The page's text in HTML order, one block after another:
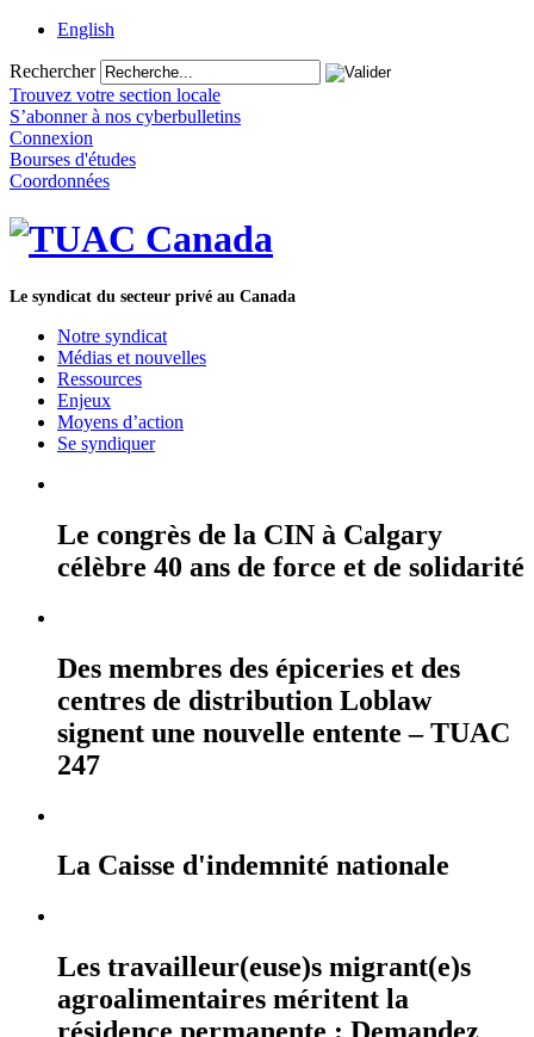
English
Rechercher
Trouvez votre section locale
S’abonner à nos cyberbulletins
Connexion
Bourses d'études
Coordonnées
Le syndicat du secteur privé au Canada
Notre syndicat
Médias et nouvelles
Ressources
Enjeux
Moyens d’action
Se syndiquer
Le congrès de la CIN à Calgary
célèbre 40 ans de force et de solidarité
Des membres des épiceries et des
centres de distribution Loblaw
signent une nouvelle entente – TUAC
247
La Caisse d'indemnité nationale
Les travailleur(euse)s migrant(e)s
agroalimentaires méritent la